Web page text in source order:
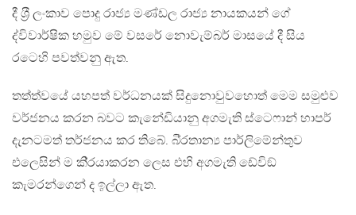
දී ශ‍්‍රී ලංකාව පොදු රාජ්‍ය මණ්ඩල රාජ්‍ය නායකයන් ගේ
ද්විවාර්ෂික හමුව මේ වසරේ නොවැම්බර් මාසයේ දී සිය
රටෙහි පවත්වනු ඇත.
තත්ත්වයේ යහපත් වර්ධනයක් සිදුනොවුවහොත් මෙම සමුළුව
වර්ජනය කරන බවට කැනේඩියානු අගමැති ස්ටෙෆාන් හාපර්
දැනටමත් තර්ජනය කර තිබේ. බි‍්‍රතාන්‍ය පාර්ලිමේන්තුව
එලෙසින් ම කි‍්‍රයාකරන ලෙස එහි අගමැති ඩේවිඞ්
කැමරන්ගෙන් ද ඉල්ලා ඇත.